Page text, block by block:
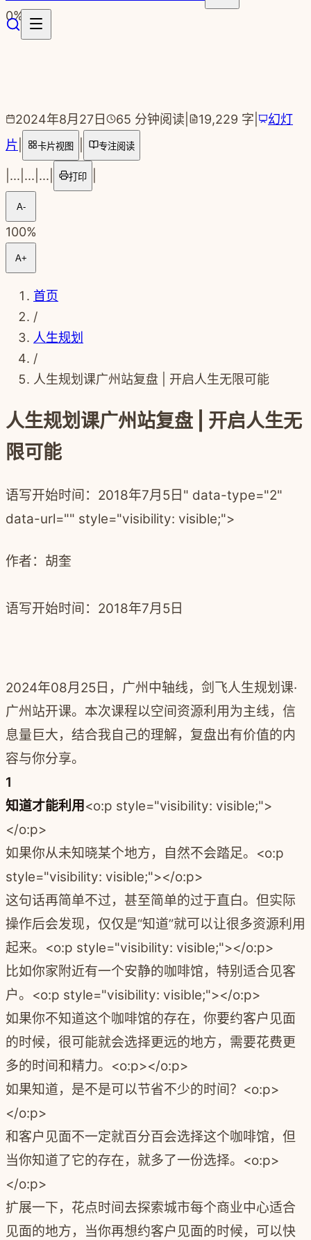
跳转到主要内容
0%
2024年8月27日 65 分钟阅读 19,229 字
幻灯
片
卡片视图 专注阅读
... ... ... 打印
A-
100%
A+
首页
/
人生规划
/
人生规划课广州站复盘 | 开启人生无限可能
人生规划课广州站复盘 | 开启人生无
限可能
语写开始时间：2018年7月5日" data-type="2"
data-url="" style="visibility: visible;">
作者： 胡奎
语写开始时间：2018年7月5日
2024年08月25日，广州中轴线，剑飞人生规划课·
广州站开课。本次课程以空间资源利用为主线，信
息量巨大，结合我自己的理解，复盘出有价值的内
容与你分享。
1
知道才能利用 <o:p style="visibility: visible;">
</o:p>
如果你从未知晓某个地方，自然不会踏足。<o:p
style="visibility: visible;"></o:p>
这句话再简单不过，甚至简单的过于直白。但实际
操作后会发现，仅仅是“知道”就可以让很多资源利用
起来。<o:p style="visibility: visible;"></o:p>
比如你家附近有一个安静的咖啡馆，特别适合见客
户。<o:p style="visibility: visible;"></o:p>
如果你不知道这个咖啡馆的存在，你要约客户见面
的时候，很可能就会选择更远的地方，需要花费更
多的时间和精力。<o:p></o:p>
如果知道，是不是可以节省不少的时间？<o:p>
</o:p>
和客户见面不一定就百分百会选择这个咖啡馆，但
当你知道了它的存在，就多了一份选择。<o:p>
</o:p>
扩展一下，花点时间去探索城市每个商业中心适合
见面的地方，当你再想约客户见面的时候，可以快